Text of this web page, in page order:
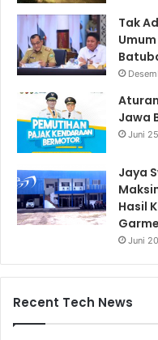
Tak
Jawa
Juni
Jaya
Hasil
Juni
Recent Tech News